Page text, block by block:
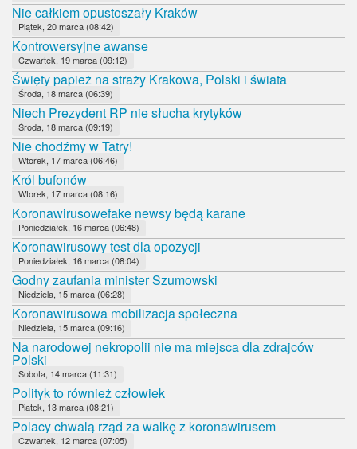
Nie całkiem opustoszały Kraków
Piątek, 20 marca (08:42)
Kontrowersyjne awanse
Czwartek, 19 marca (09:12)
Święty papież na straży Krakowa, Polski i świata
Środa, 18 marca (06:39)
Niech Prezydent RP nie słucha krytyków
Środa, 18 marca (09:19)
Nie chodźmy w Tatry!
Wtorek, 17 marca (06:46)
Król bufonów
Wtorek, 17 marca (08:16)
Koronawirusowefake newsy będą karane
Poniedziałek, 16 marca (06:48)
Koronawirusowy test dla opozycji
Poniedziałek, 16 marca (08:04)
Godny zaufania minister Szumowski
Niedziela, 15 marca (06:28)
Koronawirusowa mobilizacja społeczna
Niedziela, 15 marca (09:16)
Na narodowej nekropolii nie ma miejsca dla zdrajców
Polski
Sobota, 14 marca (11:31)
Polityk to również człowiek
Piątek, 13 marca (08:21)
Polacy chwalą rząd za walkę z koronawirusem
Czwartek, 12 marca (07:05)